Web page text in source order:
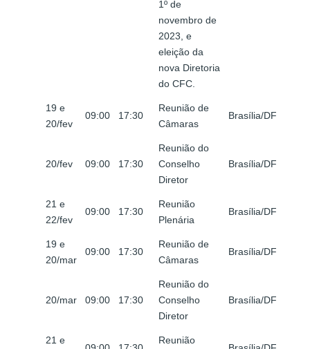
1º de
novembro de
2023, e
eleição da
nova Diretoria
do CFC.
19 e
20/fev
09:00 17:30
Reunião de
Câmaras
Brasília/DF
20/fev 09:00 17:30
Reunião do
Conselho
Diretor
Brasília/DF
21 e
22/fev
09:00 17:30
Reunião
Plenária
Brasília/DF
19 e
20/mar
09:00 17:30
Reunião de
Câmaras
Brasília/DF
20/mar 09:00 17:30
Reunião do
Conselho
Diretor
Brasília/DF
21 e
Reunião